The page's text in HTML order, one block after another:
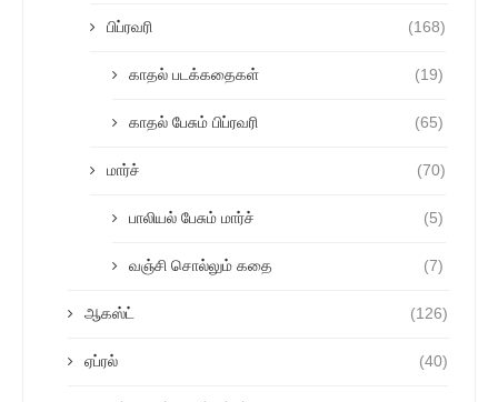
பிப்ரவரி (168)
காதல் படக்கதைகள் (19)
காதல் பேசும் பிப்ரவரி (65)
மார்ச் (70)
பாலியல் பேசும் மார்ச் (5)
வஞ்சி சொல்லும் கதை (7)
ஆகஸ்ட் (126)
ஏப்ரல் (40)